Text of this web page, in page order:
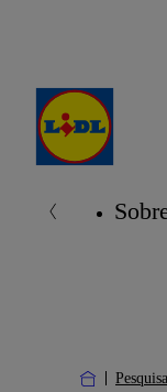
Pesquisa